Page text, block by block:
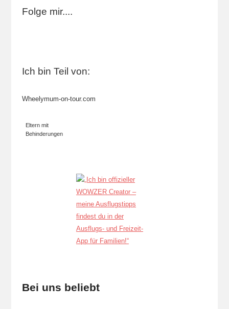
Folge mir....
Ich bin Teil von:
Wheelymum-on-tour.com
Eltern mit
Behinderungen
Bei uns beliebt